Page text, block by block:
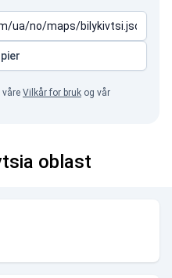
våre Vilkår for bruk og vår
oblast